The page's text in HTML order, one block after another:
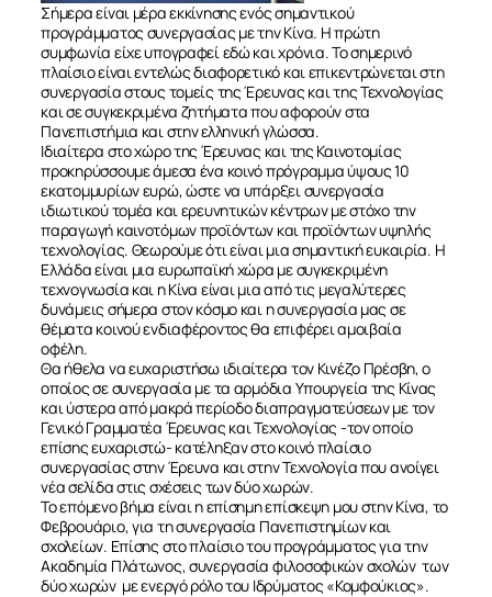
Σήμερα είναι μέρα εκκίνησης ενός σημαντικού
προγράμματος συνεργασίας με την Κίνα. Η πρώτη
συμφωνία είχε υπογραφεί εδώ και χρόνια. Το σημερινό
πλαίσιο είναι εντελώς διαφορετικό και επικεντρώνεται στη
συνεργασία στους τομείς της Έρευνας και της Τεχνολογίας
και σε συγκεκριμένα ζητήματα που αφορούν στα
Πανεπιστήμια και στην ελληνική γλώσσα.
Ιδιαίτερα στο χώρο της Έρευνας και της Καινοτομίας
προκηρύσσουμε άμεσα ένα κοινό πρόγραμμα ύψους 10
εκατομμυρίων ευρώ, ώστε να υπάρξει συνεργασία
ιδιωτικού τομέα και ερευνητικών κέντρων με στόχο την
παραγωγή καινοτόμων προϊόντων και προϊόντων υψηλής
τεχνολογίας. Θεωρούμε ότι είναι μια σημαντική ευκαιρία. Η
Ελλάδα είναι μια ευρωπαϊκή χώρα με συγκεκριμένη
τεχνογνωσία και η Κίνα είναι μια από τις μεγαλύτερες
δυνάμεις σήμερα στον κόσμο και η συνεργασία μας σε
θέματα κοινού ενδιαφέροντος θα επιφέρει αμοιβαία
οφέλη.
Θα ήθελα να ευχαριστήσω ιδιαίτερα τον Κινέζο Πρέσβη, ο
οποίος σε συνεργασία με τα αρμόδια Υπουργεία της Κίνας
και ύστερα από μακρά περίοδο διαπραγματεύσεων με τον
Γενικό Γραμματέα Έρευνας και Τεχνολογίας -τον οποίο
επίσης ευχαριστώ- κατέληξαν στο κοινό πλαίσιο
συνεργασίας στην Έρευνα και στην Τεχνολογία που ανοίγει
νέα σελίδα στις σχέσεις των δύο χωρών.
Το επόμενο βήμα είναι η επίσημη επίσκεψη μου στην Κίνα, το
Φεβρουάριο, για τη συνεργασία Πανεπιστημίων και
σχολείων. Επίσης στο πλαίσιο του προγράμματος για την
Ακαδημία Πλάτωνος, συνεργασία φιλοσοφικών σχολών των
δύο χωρών με ενεργό ρόλο του Ιδρύματος «Κομφούκιος».